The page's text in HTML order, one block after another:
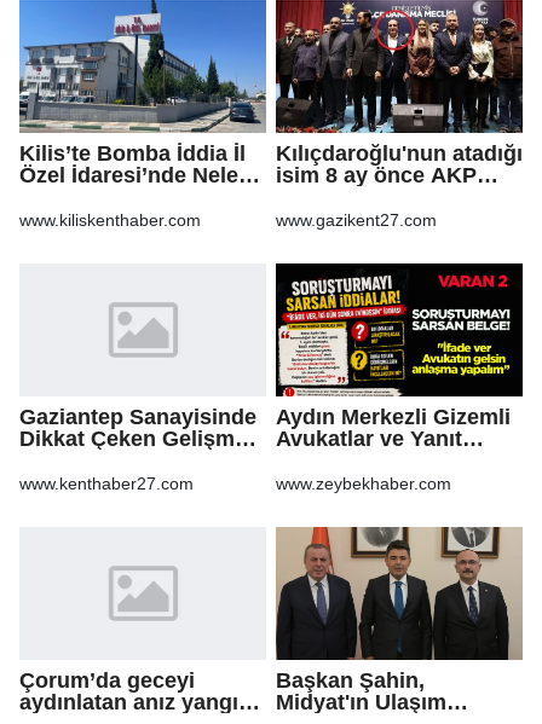
Kilis’te Bomba İddia İl
Özel İdaresi’nde Neler
www.kiliskenthaber.com
Kılıçdaroğlu'nun atadığı
isim 8 ay önce AKP
www.gazikent27.com
Gaziantep Sanayisinde
Dikkat Çeken Gelişme,
Yeniden Yapılandırma
www.kenthaber27.com
Aydın Merkezli Gizemli
Avukatlar ve Yanıt
www.zeybekhaber.com
Çorum’da geceyi
aydınlatan anız yangını
Başkan Şahin,
Midyat'ın Ulaşım